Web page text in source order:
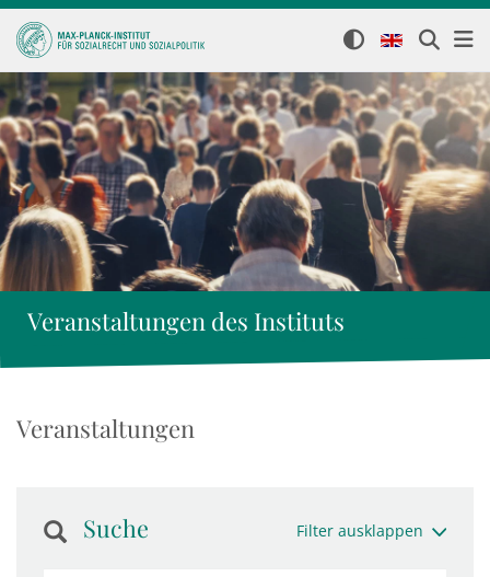
Veranstaltungen des Instituts
Veranstaltungen
Suche Filter ausklappen